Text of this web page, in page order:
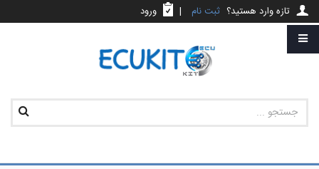
تازه وارد هستید؟ ثبت نام | ورود